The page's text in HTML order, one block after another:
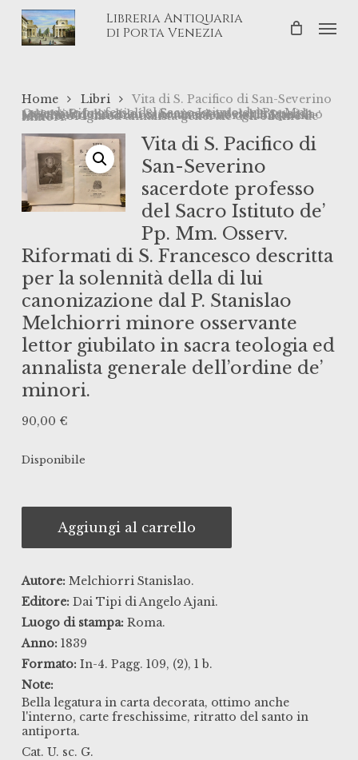
Skip
Libreria Antiquaria
di Porta Venezia
Home Libri
Vita di S. Pacifico di San-Severino
sacerdote professo del Sacro Istituto de’ Pp. Mm. Osserv. Riformati di S. Francesco descritta per la solennità della di lui canonizazione dal P. Stanislao Melchiorri minore osservante lettor giubilato in sacra teologia ed annalista generale dell’ordine de’ minori.
Vita di S. Pacifico di
San-Severino
sacerdote professo
del Sacro Istituto de’
Pp. Mm. Osserv.
Riformati di S. Francesco descritta
per la solennità della di lui
canonizazione dal P. Stanislao
Melchiorri minore osservante
lettor giubilato in sacra teologia ed
annalista generale dell’ordine de’
minori.
90,00 €
Disponibile
Aggiungi al carrello
Autore: Melchiorri Stanislao.
Editore: Dai Tipi di Angelo Ajani.
Luogo di stampa: Roma.
Anno: 1839
Formato: In-4. Pagg. 109, (2), 1 b.
Note:
Bella legatura in carta decorata, ottimo anche
l'interno, carte freschissime, ritratto del santo in
antiporta.
Cat. U. sc. G.